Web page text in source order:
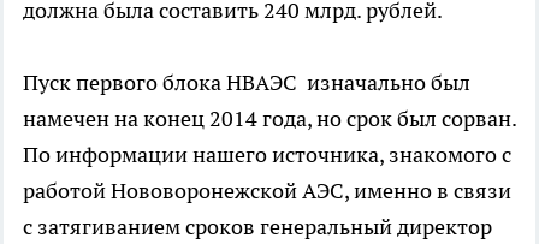
должна была составить 240 млрд. рублей.
Пуск первого блока НВАЭС изначально был
намечен на конец 2014 года, но срок был сорван.
По информации нашего источника, знакомого с
работой Нововоронежской АЭС, именно в связи
с затягиванием сроков генеральный директор